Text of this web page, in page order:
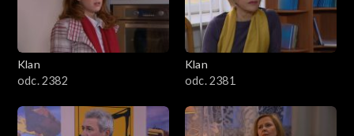
1401–1500
1301–1400
1201–1300
1101–1200
Klan
odc. 2382
Klan
odc. 2381